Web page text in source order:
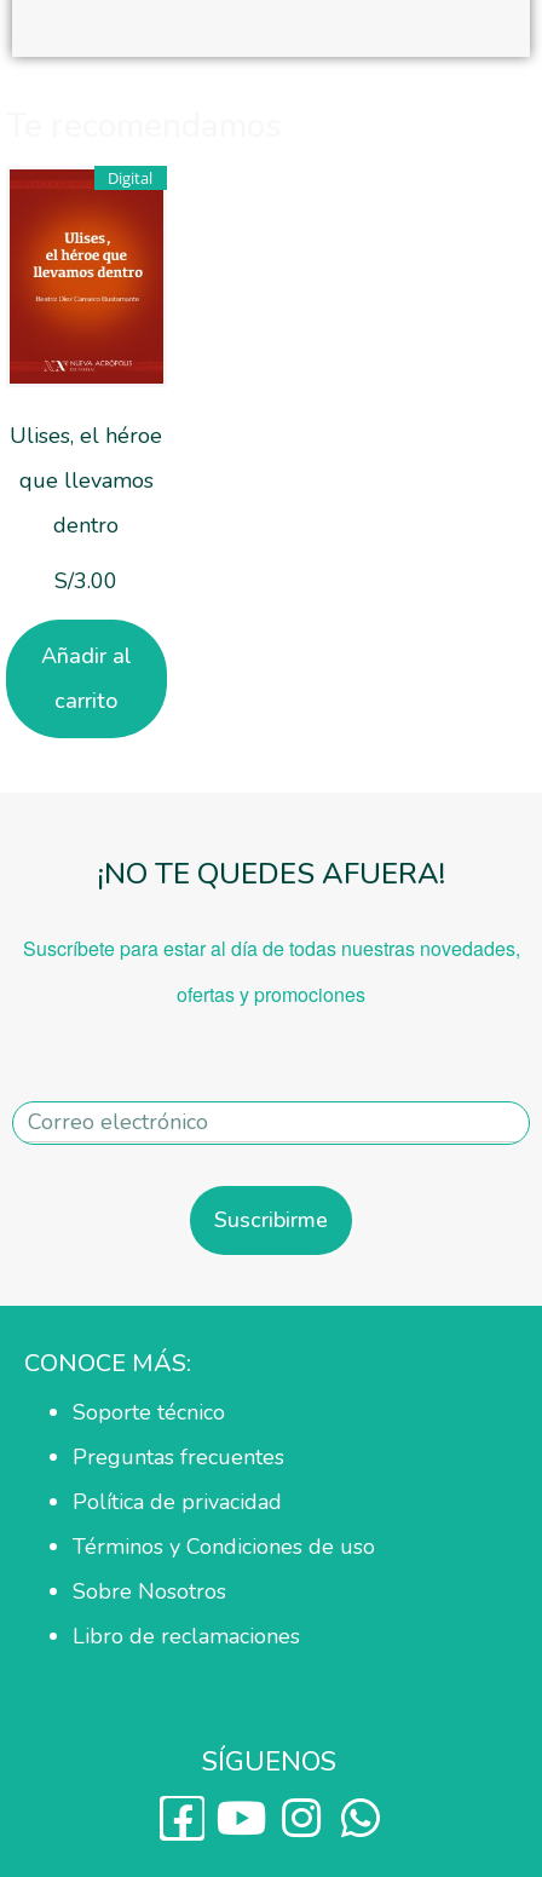
Digital
Ulises, el héroe
que llevamos
dentro
S/3.00
Añadir al
carrito
¡NO TE QUEDES AFUERA!
Suscríbete para estar al día de todas nuestras novedades,
ofertas y promociones
Suscribirme
CONOCE MÁS:
Soporte técnico
Preguntas frecuentes
Política de privacidad
Términos y Condiciones de uso
Sobre Nosotros
Libro de reclamaciones
SÍGUENOS